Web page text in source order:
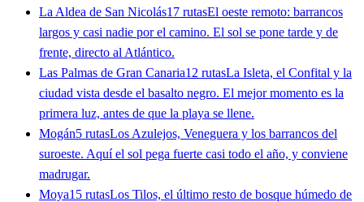
La Aldea de San Nicolás17 rutasEl oeste remoto: barrancos
largos y casi nadie por el camino. El sol se pone tarde y de
frente, directo al Atlántico.
Las Palmas de Gran Canaria12 rutasLa Isleta, el Confital y la
ciudad vista desde el basalto negro. El mejor momento es la
primera luz, antes de que la playa se llene.
Mogán5 rutasLos Azulejos, Veneguera y los barrancos del
suroeste. Aquí el sol pega fuerte casi todo el año, y conviene
madrugar.
Moya15 rutasLos Tilos, el último resto de bosque húmedo de